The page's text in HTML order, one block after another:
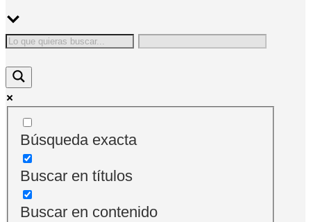
Búsqueda exacta
Buscar en títulos
Buscar en contenido